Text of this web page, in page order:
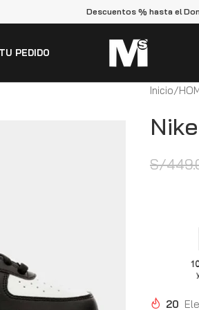
Descuentos % hasta el
PEDIDO
Inicio
S/
20